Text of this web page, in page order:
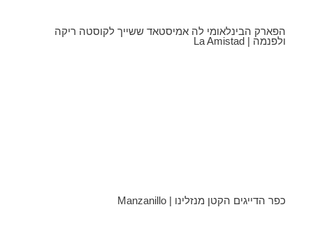
הפארק הבינלאומי לה אמיסטאד ששייך לקוסטה ריקה
ולפנמה | La Amistad
כפר הדייגים הקטן מנזלינו | Manzanillo